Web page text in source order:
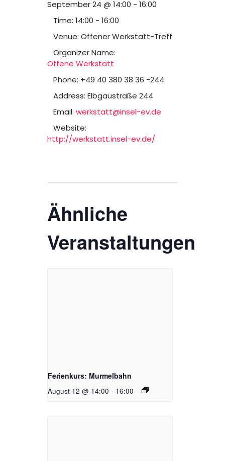
September 24 @ 14:00 - 16:00
Time: 14:00 - 16:00
Venue: Offener Werkstatt-Treff
Organizer Name:
Offene Werkstatt
Phone: +49 40 380 38 36 -244
Address: Elbgaustraße 244
Email: werkstatt@insel-ev.de
Website:
http://werkstatt.insel-ev.de/
Ähnliche
Veranstaltungen
Ferienkurs: Murmelbahn
August 12 @ 14:00 - 16:00